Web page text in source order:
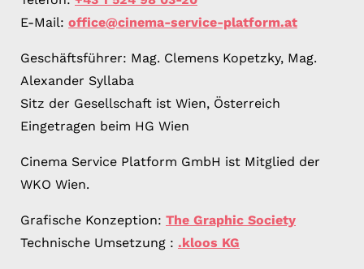
E-Mail: office@cinema-service-platform.at
Geschäftsführer: Mag. Clemens Kopetzky, Mag.
Alexander Syllaba
Sitz der Gesellschaft ist Wien, Österreich
Eingetragen beim HG Wien
Cinema Service Platform GmbH ist Mitglied der
WKO Wien.
Grafische Konzeption: The Graphic Society
Technische Umsetzung : .kloos KG